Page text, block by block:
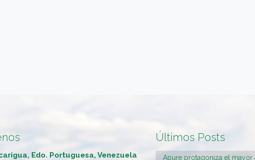
Edo. Portuguesa, Venezuela
Últimos Posts
Apure protagoniza el mayor